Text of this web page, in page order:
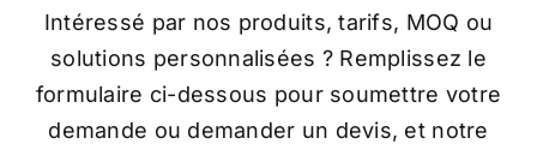
Intéressé par nos produits, tarifs, MOQ ou
solutions personnalisées ? Remplissez le
formulaire ci-dessous pour soumettre votre
demande ou demander un devis, et notre